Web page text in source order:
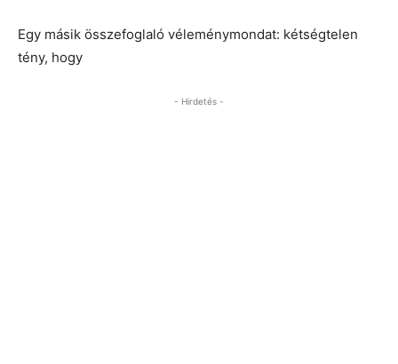
Egy másik összefoglaló véleménymondat: kétségtelen
tény, hogy
- Hirdetés -